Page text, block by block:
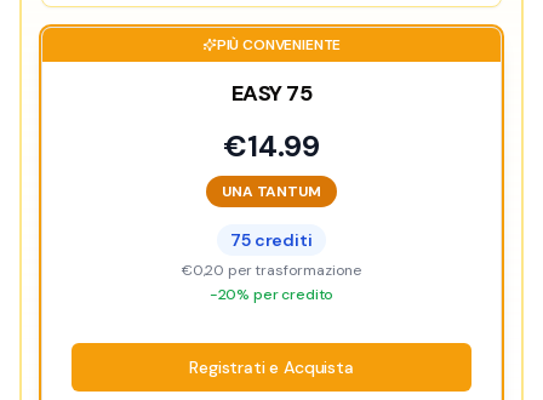
PIÙ CONVENIENTE
EASY 75
€14.99
UNA TANTUM
75crediti
€0,20 per trasformazione
-20% per credito
Registrati e Acquista